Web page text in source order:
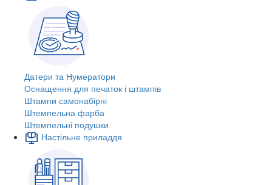
Датери та Нумератори
Оснащення для печаток і штампів
Штампи самонабірні
Штемпельна фарба
Штемпельні подушки
Настільне приладдя